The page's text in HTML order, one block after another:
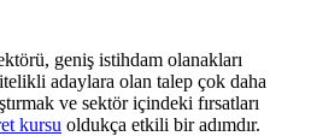
geniş istihdam olanakları
adaylara olan talep çok daha
ve sektör içindeki fırsatları
kursu oldukça etkili bir adımdır.